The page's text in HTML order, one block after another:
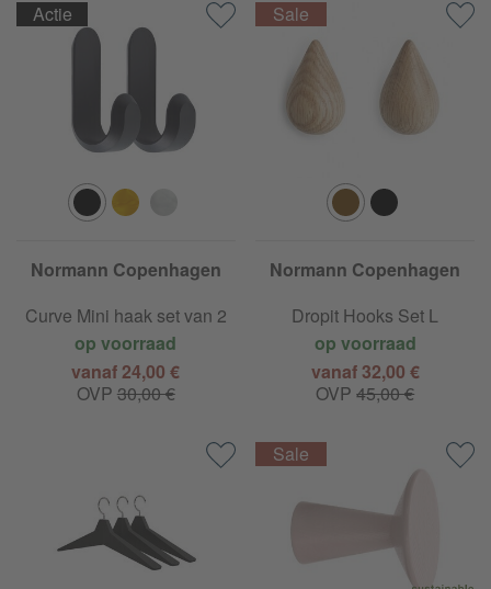
Normann Copenhagen
Curve Mini haak set van 2
op voorraad
vanaf 24,00 €
OVP 30,00 €
Actie
Normann Copenhagen
Dropit Hooks Set L
op voorraad
vanaf 32,00 €
OVP45,00 €